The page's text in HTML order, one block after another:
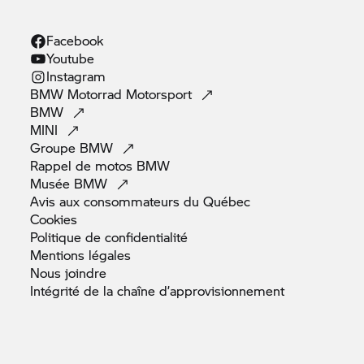
Facebook
Youtube
Instagram
BMW Motorrad Motorsport
BMW
MINI
Groupe BMW
Rappel de motos BMW
Musée BMW
Avis aux consommateurs duQuébec
Cookies
Politique deconfidentialité
Mentions légales
Nousjoindre
Intégrité de la chaîned’approvisionnement